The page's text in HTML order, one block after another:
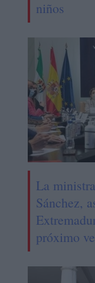
niños
La
Sánchez,
próximo